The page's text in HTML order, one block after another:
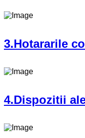
3.Hotararile
4.Dispozitii